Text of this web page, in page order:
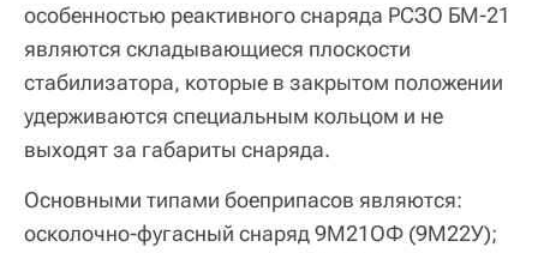
особенностью реактивного снаряда РСЗО БМ‑21
являются складывающиеся плоскости
стабилизатора, которые в закрытом положении
удерживаются специальным кольцом и не
выходят за габариты снаряда.
Основными типами боеприпасов являются:
осколочно-фугасный снаряд 9М21ОФ (9М22У);